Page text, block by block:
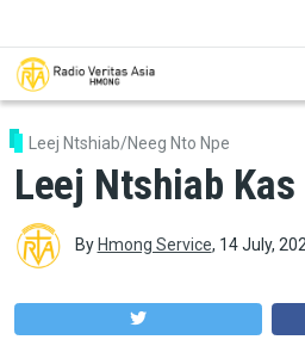
Leej Ntshiab/Neeg Nto Npe
Leej Ntshiab
By Hmong Service, 14 July,